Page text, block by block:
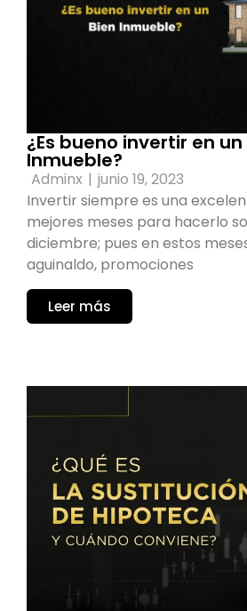
¿Es bueno invertir en un
Inmueble?
Adminx | junio 19, 2023
Invertir siempre es una
mejores meses para hacerlo
diciembre; pues en estos
aguinaldo, promociones
Leer más